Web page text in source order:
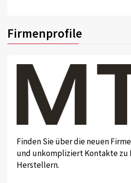
Firmenprofile
Finden Sie über die neuen
und unkompliziert Kontakte zu
Herstellern.